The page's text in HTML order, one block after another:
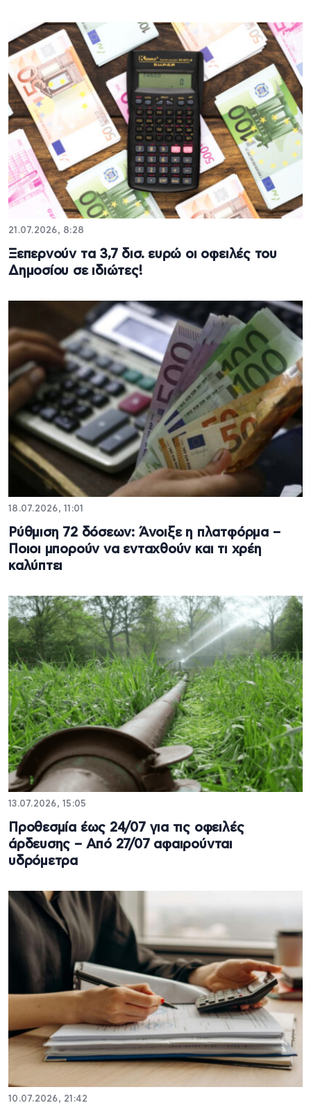
21.07.2026, 8:28
Ξεπερνούν τα 3,7 δισ. ευρώ οι οφειλές του
Δημοσίου σε ιδιώτες!
18.07.2026, 11:01
Ρύθμιση 72 δόσεων: Άνοιξε η πλατφόρμα –
Ποιοι μπορούν να ενταχθούν και τι χρέη
καλύπτει
13.07.2026, 15:05
Προθεσμία έως 24/07 για τις οφειλές
άρδευσης – Από 27/07 αφαιρούνται
υδρόμετρα
10.07.2026, 21:42